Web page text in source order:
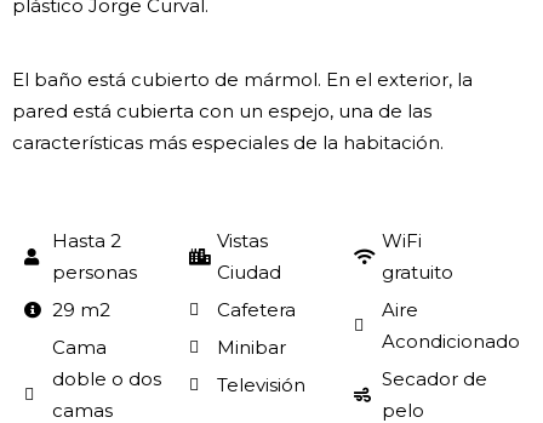
plástico Jorge Curval.
El baño está cubierto de mármol. En el exterior, la
pared está cubierta con un espejo, una de las
características más especiales de la habitación.
Hasta 2
personas
29 m2
Cama
doble o dos
camas
Vistas
Ciudad
Cafetera
Minibar
Televisión
WiFi
gratuito
Aire
Acondicionado
Secador de
pelo